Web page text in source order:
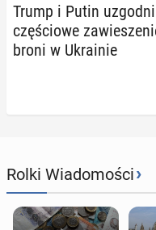
Trump i Putin
czę­ścio­we
broni w Ukra­inie
Rolki Wiadomości›